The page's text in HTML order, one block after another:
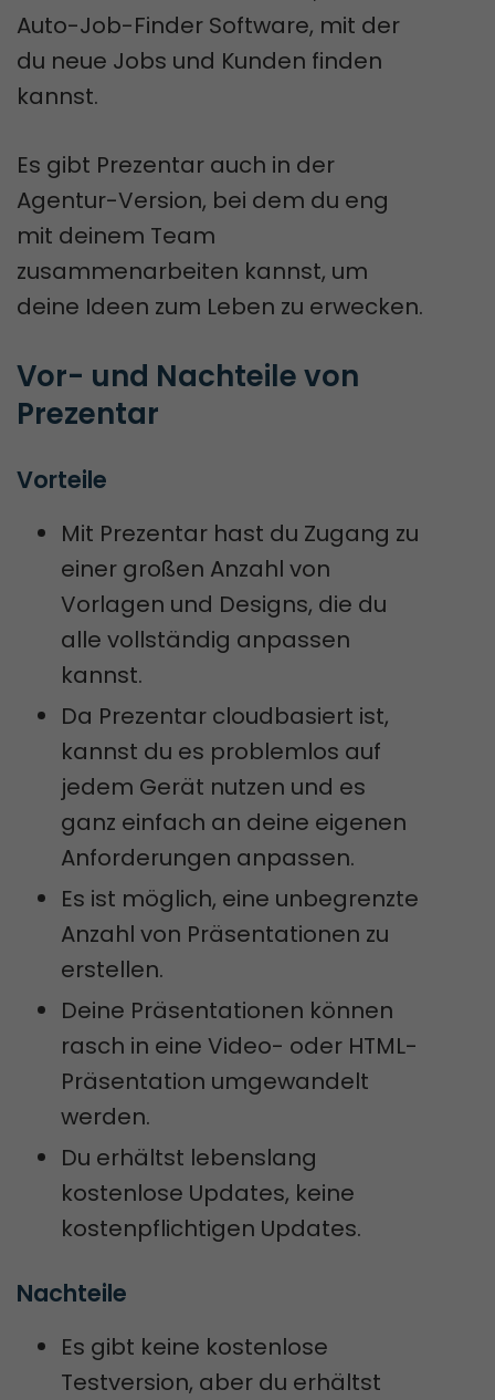
Auto-Job-Finder Software, mit der
du neue Jobs und Kunden finden
kannst.
Es gibt Prezentar auch in der
Agentur-Version, bei dem du eng
mit deinem Team
zusammenarbeiten kannst, um
deine Ideen zum Leben zu erwecken.
Vor- und Nachteile von
Prezentar
Vorteile
Mit Prezentar hast du Zugang zu
einer großen Anzahl von
Vorlagen und Designs, die du
alle vollständig anpassen
kannst.
Da Prezentar cloudbasiert ist,
kannst du es problemlos auf
jedem Gerät nutzen und es
ganz einfach an deine eigenen
Anforderungen anpassen.
Es ist möglich, eine unbegrenzte
Anzahl von Präsentationen zu
erstellen.
Deine Präsentationen können
rasch in eine Video- oder HTML-
Präsentation umgewandelt
werden.
Du erhältst lebenslang
kostenlose Updates, keine
kostenpflichtigen Updates.
Nachteile
Es gibt keine kostenlose
Testversion, aber du erhältst